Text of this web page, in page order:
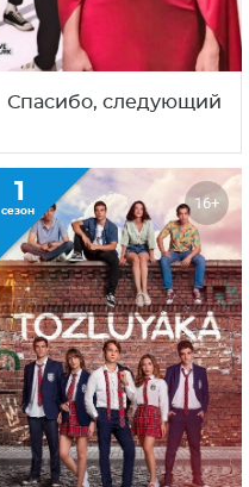
Спасибо, следующий
1
сезон 16+